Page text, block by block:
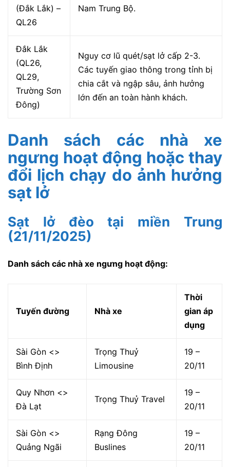
(Đắk Lắk) –
QL26
Nam Trung Bộ.
Đắk Lắk
(QL26,
QL29,
Trường Sơn
Đông)
Nguy cơ lũ quét/sạt lở cấp 2-3.
Các tuyến giao thông trong tỉnh bị
chia cắt và ngập sâu, ảnh hưởng
lớn đến an toàn hành khách.
Danh sách các nhà xe
ngưng hoạt động hoặc thay
đổi lịch chạy do ảnh hưởng
sạt lở
Sạt lở đèo tại miền Trung
(21/11/2025)
Danh sách các nhà xe ngưng hoạt động:
Tuyến đường Nhà xe
Thời
gian áp
dụng
Sài Gòn <>
Bình Định
Trọng Thuỷ
Limousine
19 –
20/11
Quy Nhơn <>
Đà Lạt
Trọng Thuỷ Travel
19 –
20/11
Sài Gòn <>
Quảng Ngãi
Rạng Đông
Buslines
19 –
20/11